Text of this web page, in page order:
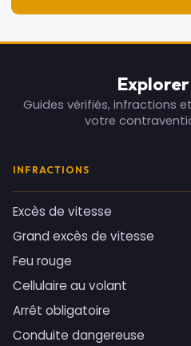
Guides vérifiés, infractions
votre
INFRACTIONS
Excès de vitesse
Grand excès de vitesse
Feu rouge
Cellulaire au volant
Arrêt obligatoire
Conduite dangereuse